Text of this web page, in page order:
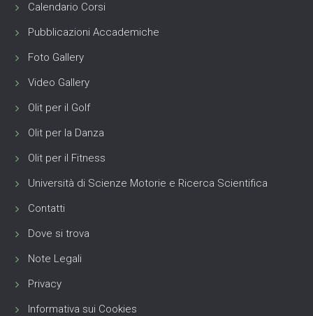
Calendario Corsi
Pubblicazioni Accademiche
Foto Gallery
Video Gallery
Olit per il Golf
Olit per la Danza
Olit per il Fitness
Università di Scienze Motorie e Ricerca Scientifica
Contatti
Dove si trova
Note Legali
Privacy
Informativa sui Cookies